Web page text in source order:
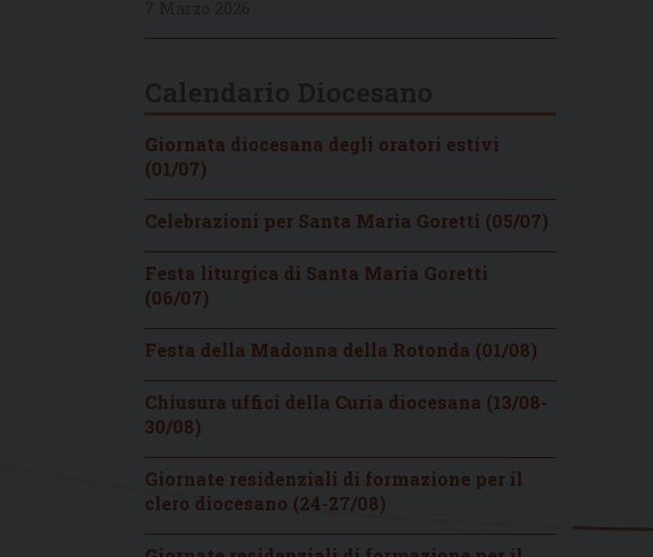
Giornata diocesana degli oratori estivi
(01/07)
Celebrazioni per Santa Maria Goretti (05/07)
Festa liturgica di Santa Maria Goretti
(06/07)
Festa della Madonna della Rotonda (01/08)
Chiusura uffici della Curia diocesana (13/08-
30/08)
Giornate residenziali di formazione per il
clero diocesano (24-27/08)